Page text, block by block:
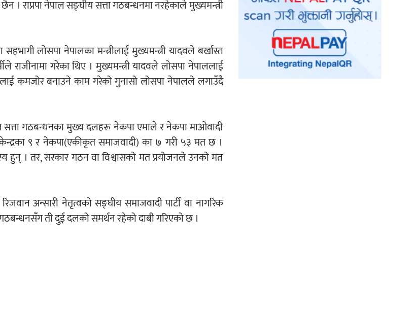
राप्रपा नेपाल सङ्घीय सत्ता गठबन्धनमा नरहेकाले मुख्यमन्त्री
लोसपा नेपालका मन्त्रीलाई मुख्यमन्त्री यादवले बर्खास्त
राजीनामा गरेका थिए । मुख्यमन्त्री यादवले लोसपा नेपाललाई
कमजोर बनाउने काम गरेको गुनासो लोसपा नेपालले लगाउँदै
सत्ता गठबन्धनका मुख्य दलहरू नेकपा एमाले र नेकपा माओवादी
९ र नेकपा(एकीकृत समाजवादी) का ७ गरी ५३ मत छ ।
हुन् । तर, सरकार गठन वा विश्वासको मत प्रयोजनले उनको मत
अन्सारी नेतृत्वको सङ्घीय समाजवादी पार्टी वा नागरिक
गठबन्धनसँग ती दुई दलको समर्थन रहेको दाबी गरिएको छ ।